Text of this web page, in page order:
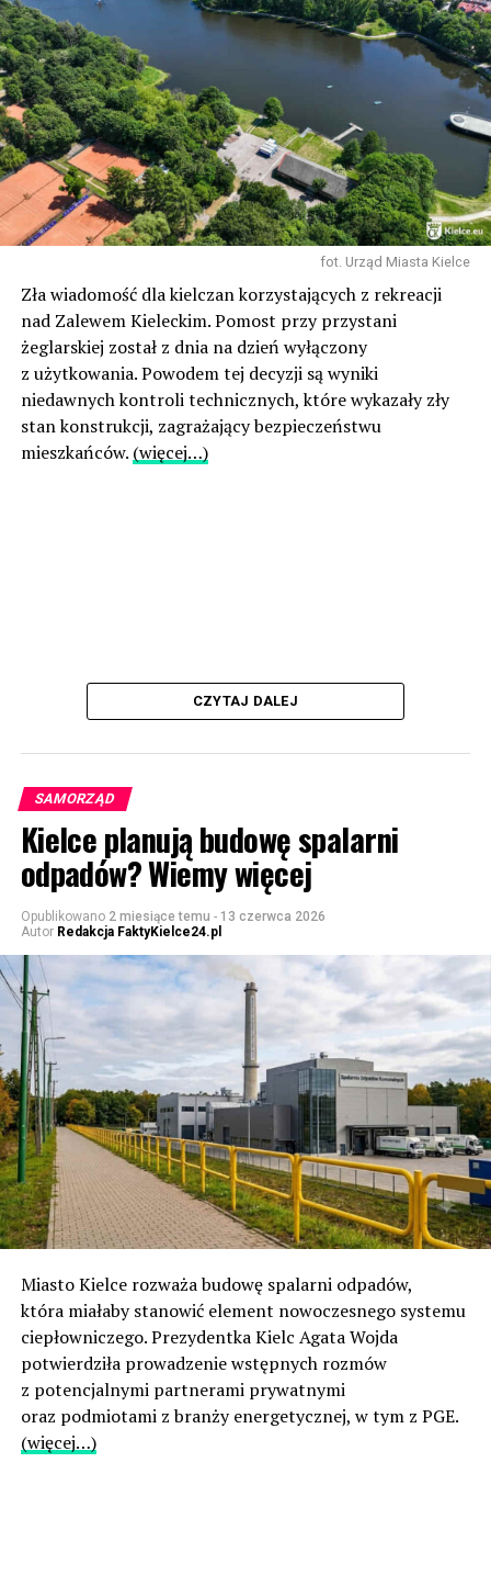
fot. Urząd Miasta Kielce
Zła wiadomość dla kielczan korzystających z rekreacji
nad Zalewem Kieleckim. Pomost przy przystani
żeglarskiej został z dnia na dzień wyłączony
z użytkowania. Powodem tej decyzji są wyniki
niedawnych kontroli technicznych, które wykazały zły
stan konstrukcji, zagrażający bezpieczeństwu
mieszkańców. (więcej…)
CZYTAJ DALEJ
SAMORZĄD
Kielce planują budowę spalarni
odpadów? Wiemy więcej
Opublikowano 2 miesiące temu - 13 czerwca 2026
Autor Redakcja FaktyKielce24.pl
Miasto Kielce rozważa budowę spalarni odpadów,
która miałaby stanowić element nowoczesnego systemu
ciepłowniczego. Prezydentka Kielc Agata Wojda
potwierdziła prowadzenie wstępnych rozmów
z potencjalnymi partnerami prywatnymi
oraz podmiotami z branży energetycznej, w tym z PGE.
(więcej…)